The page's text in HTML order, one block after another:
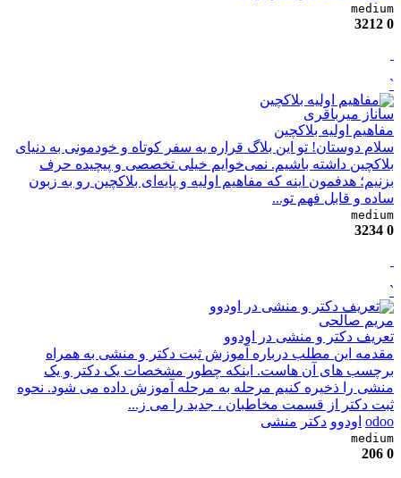
medium
0
3212
`
ساناز میرباقری
مفاهیم اولیه بلاکچین
سلام دوستان! تو این بلاگ قراره یه سفر کوتاه و خودمونی به دنیای
بلاکچین داشته باشیم. نمی‌خوایم خیلی تخصصی و پیچیده حرف
بزنیم؛ هدفمون اینه که مفاهیم اولیه و پایه‌ای بلاکچین رو به زبون
ساده و قابل فهم تو...
medium
0
3234
`
مریم صالحی
تعریف دکتر و منشی در اودوو
مقدمه این مطلب درباره آموزش ثبت دکتر و منشی به همراه
برچسب های آن هاست. اینکه چطور مشخصات یک دکتر و یک
منشی را ذخیره کنیم مرحله به مرحله آموزش داده می شود. نحوه
ثبت دکتر از قسمت مخاطبان ، جدید را می ز...
odoo اودوو دکتر منشی
medium
0
206